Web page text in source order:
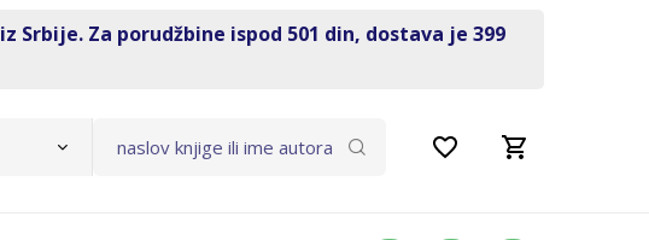
Srbije. Za porudžbine ispod 501 din, dostava je 399